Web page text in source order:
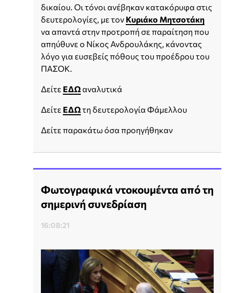
δικαίου. Οι τόνοι ανέβηκαν κατακόρυφα στις
δευτερολογίες, με τον Κυριάκο Μητσοτάκη
να απαντά στην προτροπή σε παραίτηση που
απηύθυνε ο Νίκος Ανδρουλάκης, κάνοντας
λόγο για ευσεβείς πόθους του προέδρου του
ΠΑΣΟΚ.
Δείτε ΕΔΩαναλυτικά
Δείτε ΕΔΩτη δευτερολογία Φάμελλου
Δείτε παρακάτω όσα προηγήθηκαν
Φωτογραφικά ντοκουμέντα από τη
σημερινή συνεδρίαση
16:08:21